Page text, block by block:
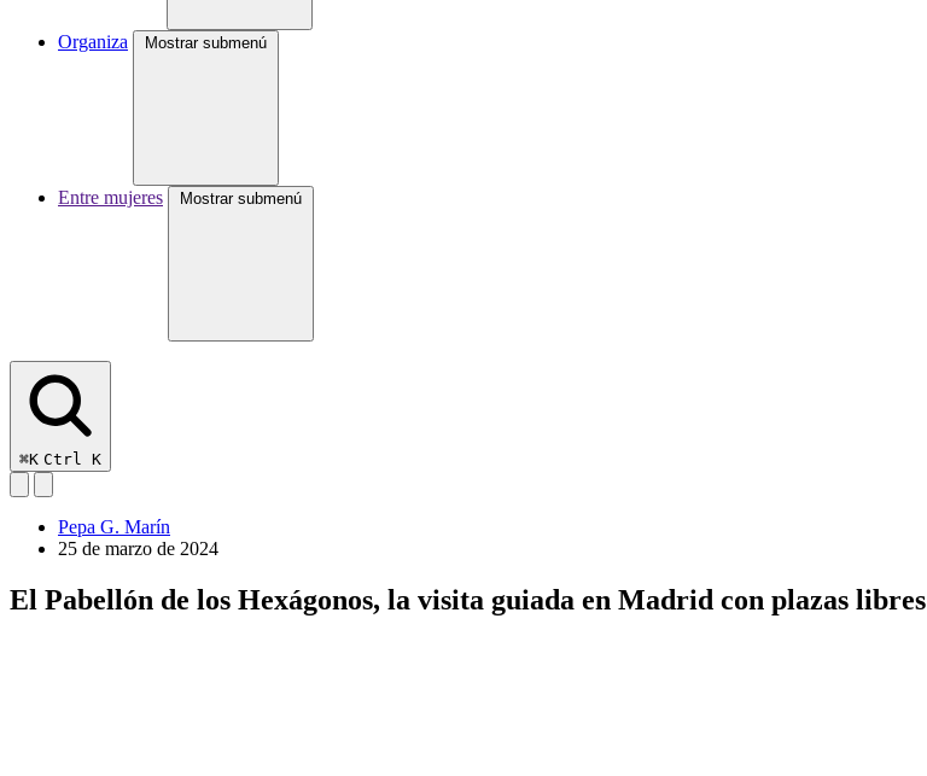
Organiza Mostrar submenú
Entre mujeres Mostrar submenú
⌘K Ctrl K
Pepa G. Marín
25 de marzo de 2024
El Pabellón de los Hexágonos, la visita guiada en Madrid con plazas libres